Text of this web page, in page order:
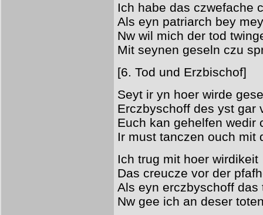
Ich habe das czwefache
Als eyn patriarch bey
Nw wil mich der tod
Mit seynen geseln czu
[6. Tod und Erzbischof]
Seyt ir yn hoer wirde
Erczbyschoff des yst gar
Euch kan gehelfen wedir
Ir must tanczen ouch mit
Ich trug mit hoer wirdikeit
Das creucze vor der
Als eyn erczbyschoff das
Nw gee ich an deser